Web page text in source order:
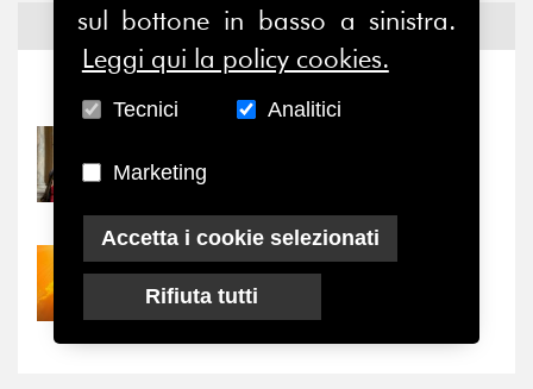
Notizie edEventi
Prima della pausa estiva,
30/07/2026
Nove anni dopo la
“grande cecità”: la...
sul bottone in basso a sinistra.
Leggi qui la policy cookies.
Tecnici Analitici
Marketing
Accetta i cookie selezionati
Rifiuta tutti